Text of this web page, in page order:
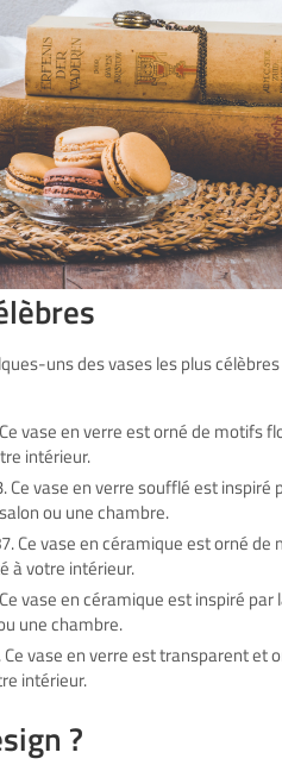
uns des vases les plus
vase en verre est orné de motifs
intérieur.
vase en verre soufflé est inspiré
ou une chambre.
Ce vase en céramique est orné
à votre intérieur.
vase en céramique est inspiré
une chambre.
vase en verre est transparent et
intérieur.
?